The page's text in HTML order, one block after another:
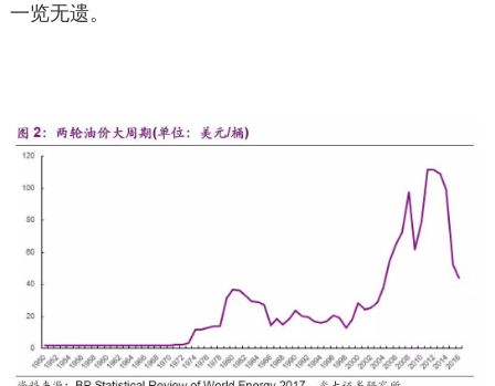
一览无遗。